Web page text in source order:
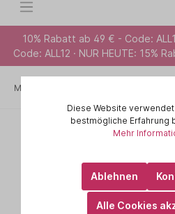
10% Rabatt ab 49 € - Code:
Code: ALL12 · NUR HEUTE: 15%
Marken A-Z
Diese Website
bestmögliche Erfahrung
Mehr
Ablehnen
Alle Cookies